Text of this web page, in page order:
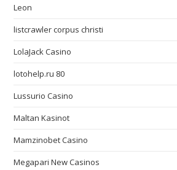
Leon
listcrawler corpus christi
LolaJack Casino
lotohelp.ru 80
Lussurio Casino
Maltan Kasinot
Mamzinobet Casino
Megapari New Casinos